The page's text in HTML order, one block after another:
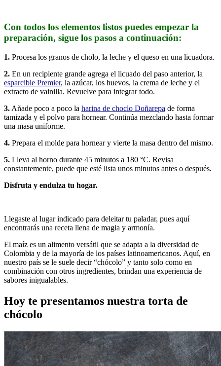
Con todos los elementos listos puedes empezar la
preparación, sigue los pasos a continuación:
1. Procesa los granos de cholo, la leche y el queso en una licuadora.
2. En un recipiente grande agrega el licuado del paso anterior, la
esparcible Premier, la azúcar, los huevos, la crema de leche y el
extracto de vainilla. Revuelve para integrar todo.
3. Añade poco a poco la harina de choclo Doñarepa de forma
tamizada y el polvo para hornear. Continúa mezclando hasta formar
una masa uniforme.
4. Prepara el molde para hornear y vierte la masa dentro del mismo.
5. Lleva al horno durante 45 minutos a 180 °C. Revisa
constantemente, puede que esté lista unos minutos antes o después.
Disfruta y endulza tu hogar.
Llegaste al lugar indicado para deleitar tu paladar, pues aquí
encontrarás una receta llena de magia y armonía.
El maíz es un alimento versátil que se adapta a la diversidad de
Colombia y de la mayoría de los países latinoamericanos. Aquí, en
nuestro país se le suele decir “chócolo” y tanto solo como en
combinación con otros ingredientes, brindan una experiencia de
sabores inigualables.
Hoy te presentamos nuestra torta de
chócolo